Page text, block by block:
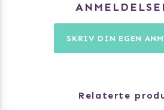
SKRIV DIN EGEN
Relaterte